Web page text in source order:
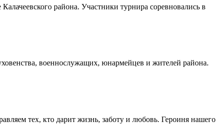
района. Участники турнира соревновались в
военнослужащих, юнармейцев и жителей района.
тех, кто дарит жизнь, заботу и любовь. Героиня нашего